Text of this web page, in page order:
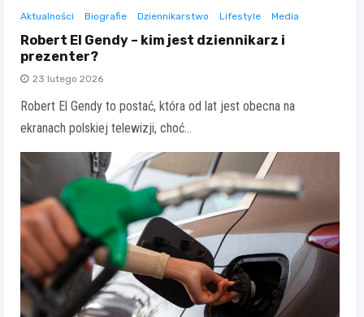
Aktualności Biografie Dziennikarstwo Lifestyle Media
Robert El Gendy – kim jest dziennikarz i
prezenter?
23 lutego 2026
Robert El Gendy to postać, która od lat jest obecna na
ekranach polskiej telewizji, choć…